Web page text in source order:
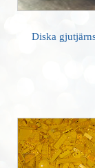
Diska